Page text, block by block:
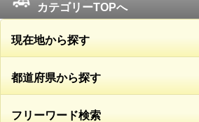
カテゴリーTOPへ
現在地から探す
都道府県から探す
フリーワード検索